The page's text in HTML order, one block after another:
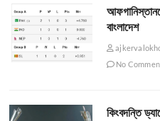
বাংলাদেশ
No
কিংবদন্তি